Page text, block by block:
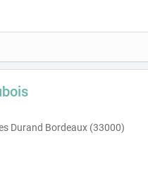
Durand Bordeaux (33000)